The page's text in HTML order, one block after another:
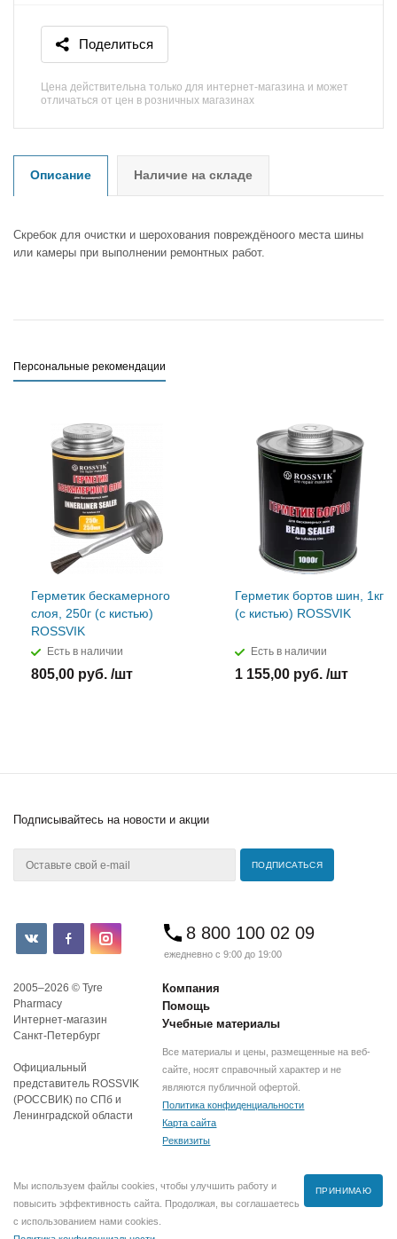
Поделиться
Цена действительна только для интернет-магазина и может
отличаться от цен в розничных магазинах
Описание Наличие на складе
Скребок для очистки и шерохования повреждёноого места шины
или камеры при выполнении ремонтных работ.
Персональные рекомендации
Герметик бескамерного
слоя, 250г (с кистью)
ROSSVIK
Есть в наличии
805,00 руб. /шт
Герметик бортов шин, 1кг
(с кистью) ROSSVIK
Есть в наличии
1 155,00 руб. /шт
Подписывайтесь на новости и акции
8 800 100 02 09
ежедневно с 9:00 до 19:00
2005–2026 © Tyre
Pharmacy
Интернет-магазин
Санкт-Петербург
Официальный
представитель ROSSVIK
(РОССВИК) по СПб и
Ленинградской области
Компания
Помощь
Учебные материалы
Все материалы и цены, размещенные на веб-
сайте, носят справочный характер и не
являются публичной офертой.
Политика конфиденциальности
Карта сайта
Реквизиты
Мы используем файлы cookies, чтобы улучшить работу и
повысить эффективность сайта. Продолжая, вы соглашаетесь
с использованием нами cookies.
ПРИНИМАЮ